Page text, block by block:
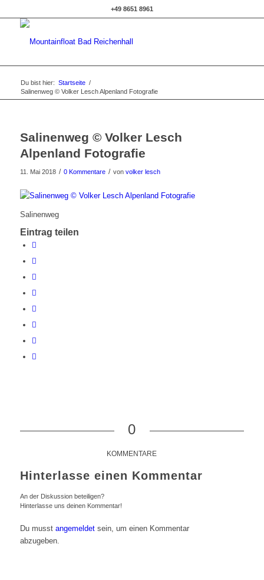
+49 8651 8961
Du bist hier: Startseite /
Salinenweg © Volker Lesch Alpenland Fotografie
Salinenweg © Volker Lesch
Alpenland Fotografie
11. Mai 2018 / 0 Kommentare / von volker lesch
Salinenweg
Eintrag teilen
0
KOMMENTARE
Hinterlasse einen Kommentar
An der Diskussion beteiligen?
Hinterlasse uns deinen Kommentar!
Du musst angemeldetsein, um einen Kommentar
abzugeben.